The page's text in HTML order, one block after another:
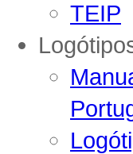
TEIP